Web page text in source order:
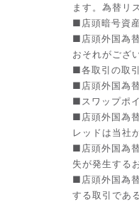
ます。為替リ
■店頭暗号資
■店頭外国為
おそれがござ
■各取引の取
■店頭外国為
■スワップポ
■店頭外国為
レッドは当社
■店頭外国為
失が発生する
■店頭外国為
する取引であ